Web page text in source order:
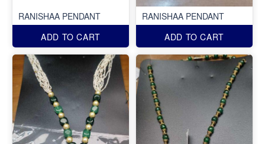
RANISHAA PENDANT
ADD TO CART
RANISHAA PENDANT
ADD TO CART